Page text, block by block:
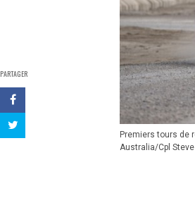
PARTAGER
Premiers tours de
Australia/Cpl